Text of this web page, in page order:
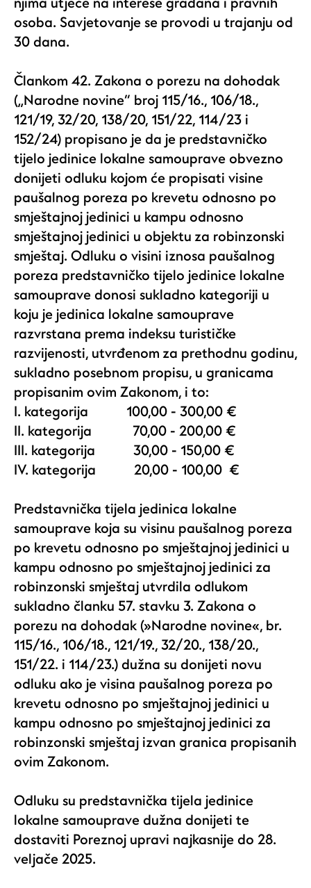
osoba. Savjetovanje se provodi u trajanju od
30 dana.
Člankom 42. Zakona o porezu na dohodak
(„Narodne novine“ broj 115/16., 106/18.,
121/19, 32/20, 138/20, 151/22, 114/23 i
152/24) propisano je da je predstavničko
tijelo jedinice lokalne samouprave obvezno
donijeti odluku kojom će propisati visine
paušalnog poreza po krevetu odnosno po
smještajnoj jedinici u kampu odnosno
smještajnoj jedinici u objektu za robinzonski
smještaj. Odluku o visini iznosa paušalnog
poreza predstavničko tijelo jedinice lokalne
samouprave donosi sukladno kategoriji u
koju je jedinica lokalne samouprave
razvrstana prema indeksu turističke
razvijenosti, utvrđenom za prethodnu godinu,
sukladno posebnom propisu, u granicama
propisanim ovim Zakonom, i to:
I. kategorija 100,00 - 300,00 €
II. kategorija 70,00 - 200,00 €
III. kategorija 30,00 - 150,00 €
IV. kategorija 20,00 - 100,00 €
Predstavnička tijela jedinica lokalne
samouprave koja su visinu paušalnog poreza
po krevetu odnosno po smještajnoj jedinici u
kampu odnosno po smještajnoj jedinici za
robinzonski smještaj utvrdila odlukom
sukladno članku 57. stavku 3. Zakona o
porezu na dohodak (»Narodne novine«, br.
115/16., 106/18., 121/19., 32/20., 138/20.,
151/22. i 114/23.) dužna su donijeti novu
odluku ako je visina paušalnog poreza po
krevetu odnosno po smještajnoj jedinici u
kampu odnosno po smještajnoj jedinici za
robinzonski smještaj izvan granica propisanih
ovim Zakonom.
Odluku su predstavnička tijela jedinice
lokalne samouprave dužna donijeti te
dostaviti Poreznoj upravi najkasnije do 28.
veljače 2025.